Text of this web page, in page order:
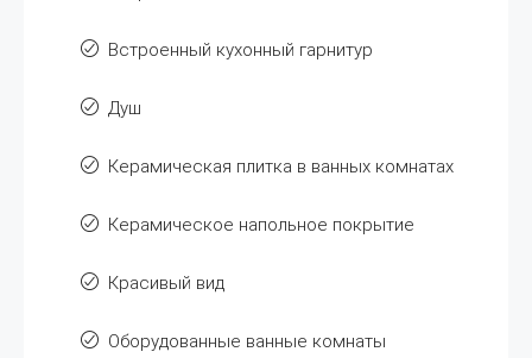
Встроенный кухонный гарнитур
Душ
Керамическая плитка в ванных комнатах
Керамическое напольное покрытие
Красивый вид
Оборудованные ванные комнаты